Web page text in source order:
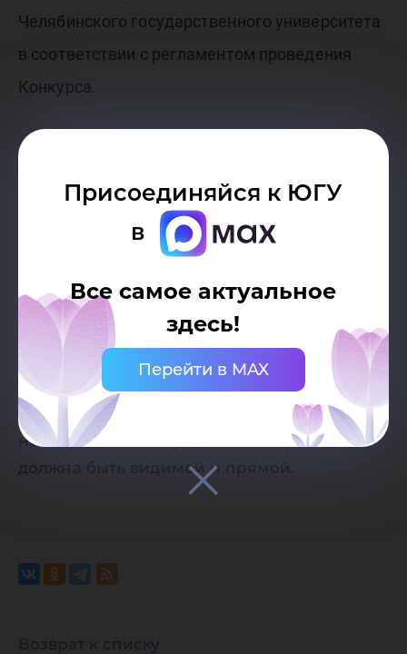
Присоединяйся к ЮГУ
в
Все самое актуальное
здесь!
Перейти в MAX
Челябинского государственного университета
в соответствии с регламентом проведения
Конкурса.
Пресс-служба Югорского
Разрешено копирование статей, только
при наличии активной (кликабельной)
ссылки на страницу-источник сайта
Югорского государственного
университета. Ссылка должна находиться
непосредственно рядом с материалом,
должна быть видимой и прямой.
Возврат к списку